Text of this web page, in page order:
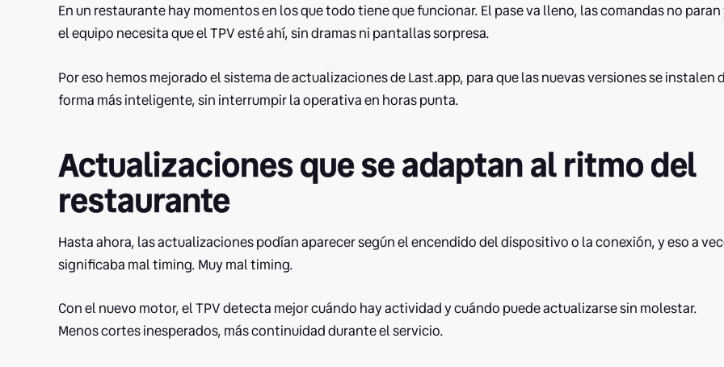
En un restaurante hay momentos en los que todo tiene que funcionar. El pase va lleno, las comandas no paran
el equipo necesita que el TPV esté ahí, sin dramas ni pantallas sorpresa.
Por eso hemos mejorado el sistema de actualizaciones de Last.app, para que las nuevas versiones se instalen
forma más inteligente, sin interrumpir la operativa en horas punta.
Actualizaciones que se adaptan al ritmo del
restaurante
Hasta ahora, las actualizaciones podían aparecer según el encendido del dispositivo o la conexión, y eso a
significaba mal timing. Muy mal timing.
Con el nuevo motor, el TPV detecta mejor cuándo hay actividad y cuándo puede actualizarse sin molestar.
Menos cortes inesperados, más continuidad durante el servicio.